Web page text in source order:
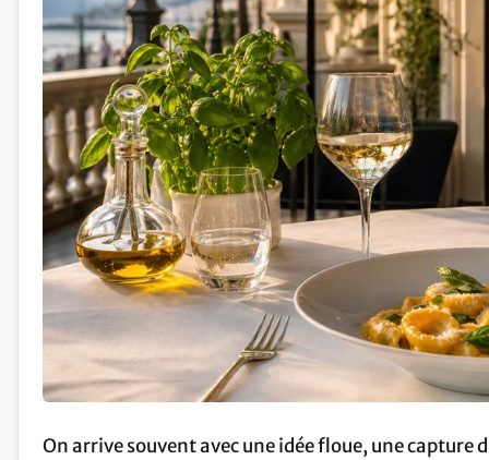
On arrive souvent avec une idée floue, une capture